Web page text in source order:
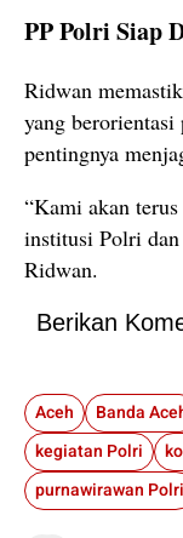
PP Polri Siap
Ridwan
yang berorientasi
pentingnya
“Kami akan
institusi Polri
Ridwan.
Berikan
Aceh Banda
kegiatan Polri
purnawirawan Polri